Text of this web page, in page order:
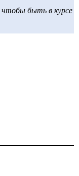
чтобы быть в курсе